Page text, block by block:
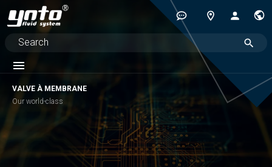
VALVE À MEMBRANE
Our world-class